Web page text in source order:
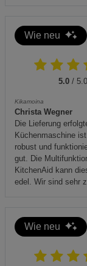
Wie neu
5.0 / 5.0
Kikamoina
Christa Wegner
Die Lieferung
Küchenmaschine
robust und
gut. Die
KitchenAid kann
edel. Wir sind sehr
Wie neu